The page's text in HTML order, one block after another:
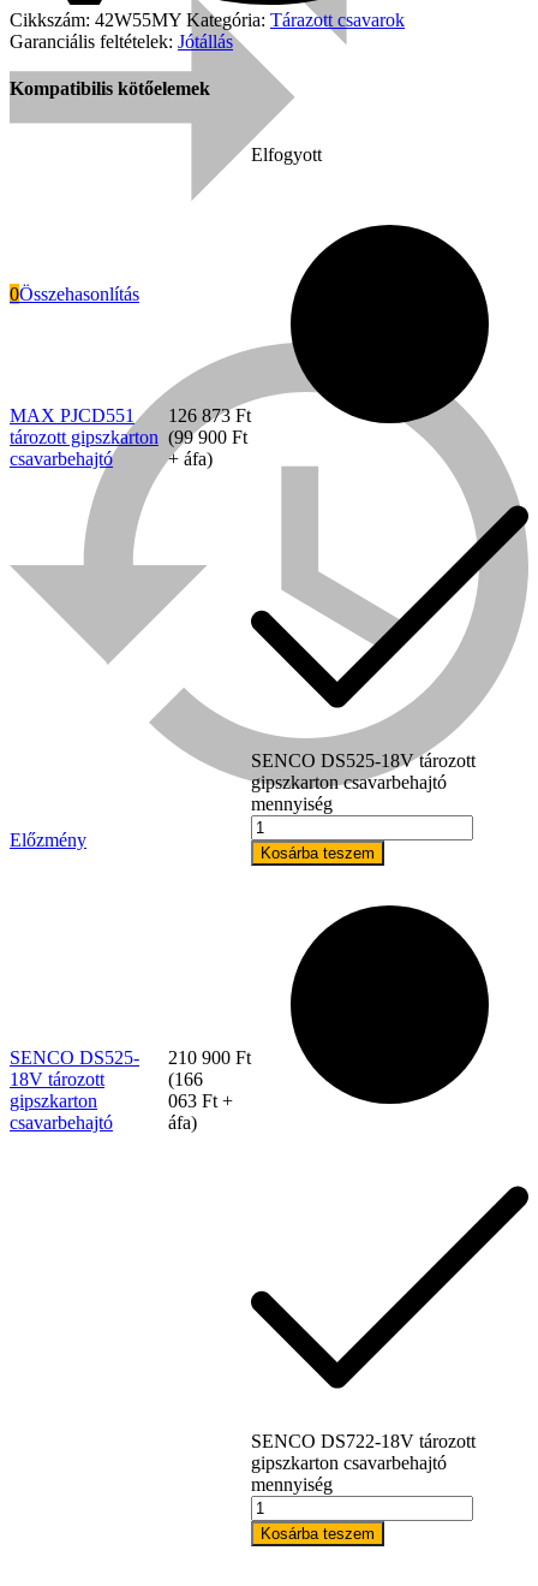
0Összehasonlítás
Előzmény
Cikkszám: 42W55MY Kategória: Tárazott csavarok
Garanciális feltételek: Jótállás
Kompatibilis kötőelemek
MAX PJCD551
tározott gipszkarton
csavarbehajtó
126 873Ft
(99 900 Ft
+ áfa)
Elfogyott
SENCO DS525-
18V tározott
gipszkarton
csavarbehajtó
210 900 Ft
(166
063 Ft +
áfa)
SENCO DS525-18V tározott
gipszkarton csavarbehajtó
mennyiség
Kosárba teszem
SENCO DS722-18V tározott
gipszkarton csavarbehajtó
mennyiség
Kosárba teszem